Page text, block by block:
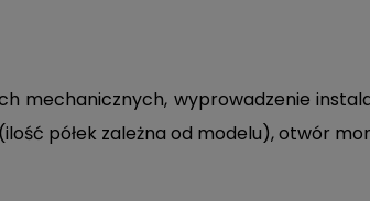
mechanicznych, wyprowadzenie
półek zależna od modelu), otwór